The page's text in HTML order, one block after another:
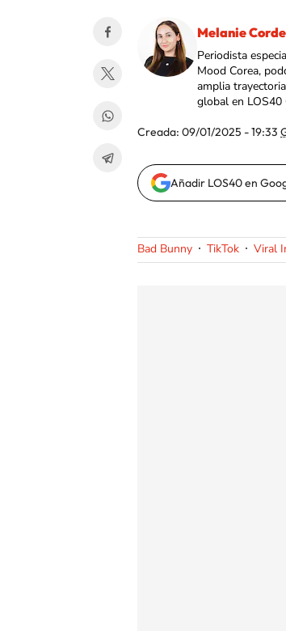
Melanie
Periodista
Mood Corea,
amplia
global en LOS40
Creada: 09/01/2025 - 19:33
Añadir LOS40 en
Bad Bunny TikTok Viral